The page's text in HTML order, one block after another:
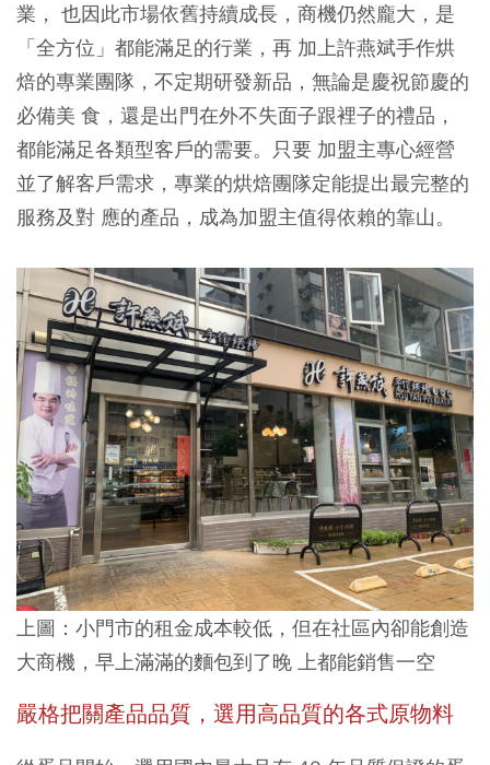
業， 也因此市場依舊持續成長，商機仍然龐大，是
「全方位」都能滿足的行業，再 加上許燕斌手作烘
焙的專業團隊，不定期研發新品，無論是慶祝節慶的
必備美 食，還是出門在外不失面子跟裡子的禮品，
都能滿足各類型客戶的需要。只要 加盟主專心經營
並了解客戶需求，專業的烘焙團隊定能提出最完整的
服務及對 應的產品，成為加盟主值得依賴的靠山。
上圖：小門市的租金成本較低，但在社區內卻能創造
大商機，早上滿滿的麵包到了晚 上都能銷售一空
嚴格把關產品品質，選用高品質的各式原物料